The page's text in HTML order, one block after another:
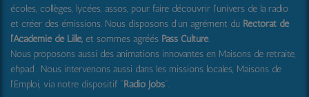
écoles, collèges, lycées, assos, pour faire découvrir l'univers de la radio
et créer des émissions. Nous disposons d'un agrément du Rectorat de
l'Académie de Lille, et sommes agréés Pass Culture.
Nous proposons aussi des animations innovantes en Maisons de retraite,
ehpad . Nous intervenons aussi dans les missions locales, Maisons de
l'Emploi, via notre dispositif "Radio Jobs".